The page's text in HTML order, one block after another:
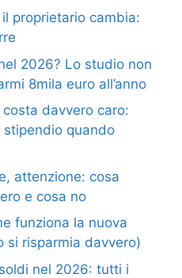
proprietario cambia:
2026? Lo studio non
8mila euro all’anno
davvero caro:
quando
attenzione: cosa
e cosa no
funziona la nuova
si risparmia davvero)
nel 2026: tutti i